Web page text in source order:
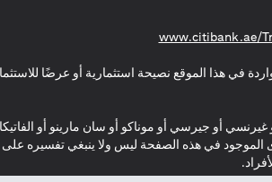
www.citibank.ae/
(opens in a new tab)
في هذا الموقع نصيحة استثمارية أو عرضًا
غيرنسي أو جيرسي أو موناكو أو سان مارينو أو
الموجود في هذه الصفحة ليس ولا ينبغي تفسيره